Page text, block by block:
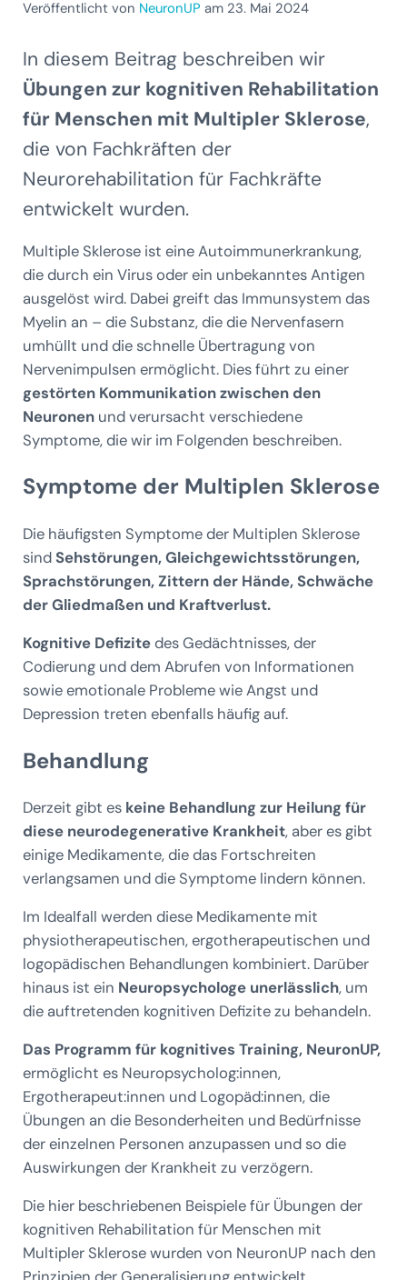
Veröffentlicht von NeuronUP am 23. Mai 2024
In diesem Beitrag beschreiben wir
Übungen zur kognitiven Rehabilitation
für Menschen mit Multipler Sklerose,
die von Fachkräften der
Neurorehabilitation für Fachkräfte
entwickelt wurden.
Multiple Sklerose ist eine Autoimmunerkrankung,
die durch ein Virus oder ein unbekanntes Antigen
ausgelöst wird. Dabei greift das Immunsystem das
Myelin an – die Substanz, die die Nervenfasern
umhüllt und die schnelle Übertragung von
Nervenimpulsen ermöglicht. Dies führt zu einer
gestörten Kommunikationzwischen den
Neuronenund verursacht verschiedene
Symptome, die wir im Folgenden beschreiben.
Symptome der Multiplen Sklerose
Die häufigsten Symptome der Multiplen Sklerose
sind Sehstörungen, Gleichgewichtsstörungen,
Sprachstörungen, Zittern der Hände, Schwäche
der Gliedmaßen und Kraftverlust.
Kognitive Defizitedes Gedächtnisses, der
Codierung und dem Abrufen von Informationen
sowie emotionale Probleme wie Angst und
Depression treten ebenfalls häufig auf.
Behandlung
Derzeit gibt es keine Behandlung zur Heilung für
diese neurodegenerative Krankheit, aber es gibt
einige Medikamente, die das Fortschreiten
verlangsamen und die Symptome lindern können.
Im Idealfall werden diese Medikamente mit
physiotherapeutischen, ergotherapeutischen und
logopädischen Behandlungen kombiniert. Darüber
hinaus ist ein Neuropsychologe unerlässlich, um
die auftretenden kognitiven Defizite zu behandeln.
Das Programm für kognitives Training, NeuronUP,
ermöglicht es Neuropsycholog:innen,
Ergotherapeut:innen und Logopäd:innen, die
Übungen an die Besonderheiten und Bedürfnisse
der einzelnen Personen anzupassen und so die
Auswirkungen der Krankheit zu verzögern.
Die hier beschriebenen Beispiele für Übungen der
kognitiven Rehabilitation für Menschen mit
Multipler Sklerose wurden von NeuronUP nach den